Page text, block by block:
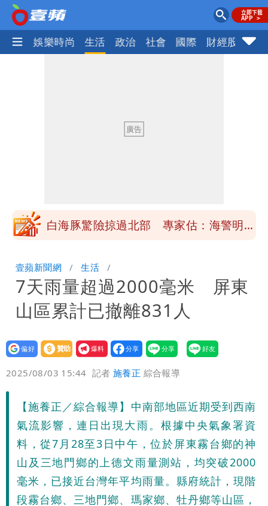
熱門 娛樂時尚 生活 政治 社會 國際 財經股市
「終於能交代」 捐500萬獎學金延續愛
白海豚颱風逼近！鄭明典示警「恐遇黑潮
砸重金再買一整桌卡盒
白海豚驚險掠過北部 專家估：海警明發
「終於能交代」 捐500萬獎學金延續愛
白海豚颱風逼近！鄭明典示警「恐遇黑潮
變強」 路徑分歧藏警訊：不利強度維持
壹蘋新聞網 生活
7天雨量超過2000毫米 屏東
山區累計已撤離831人
設為
贊助
我要
爆料
2025/08/03 15:44 記者施養正 綜合報導
【施養正／綜合報導】中南部地區近期受到西南
氣流影響，連日出現大雨。根據中央氣象署資
料，從7月28至3日中午，位於屏東霧台鄉的神
山及三地門鄉的上德文雨量測站，均突破2000
毫米，已接近台灣年平均雨量。縣府統計，現階
段霧台鄉、三地門鄉、瑪家鄉、牡丹鄉等山區，